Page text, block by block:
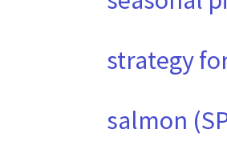
strategy
salmon